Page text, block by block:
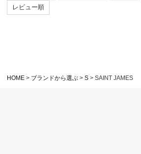
レビュー順
HOME ブランドから選ぶ S SAINT JAMES